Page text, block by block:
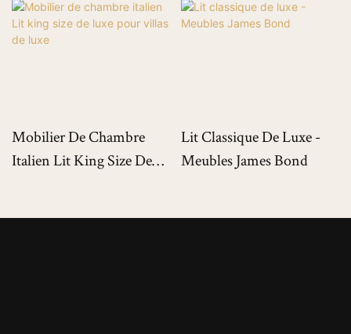
Mobilier De Chambre
Italien Lit King Size De
Lit Classique De Luxe -
Meubles James Bond